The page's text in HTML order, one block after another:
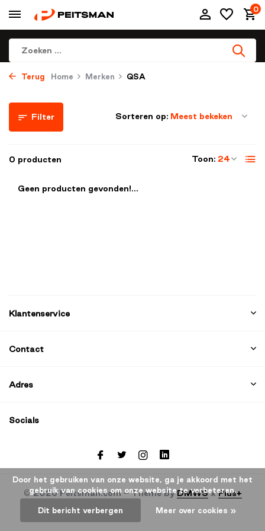
0
Terug Home Merken QSA
Filter
0 producten Toon:
Sorteren op:
Geen producten gevonden!...
Klantenservice
Contact
Adres
Socials
© 2026 Peitsman.com - Theme ByDMWSxPlus+
Door het gebruiken van onze website, ga je akkoord met het
gebruik van cookies om onze website te verbeteren.
Dit bericht verbergen Meer over cookies »